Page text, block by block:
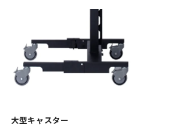
大型キャスター